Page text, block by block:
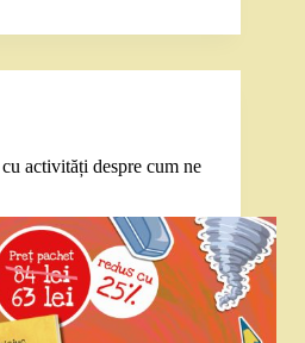
activități despre cum ne